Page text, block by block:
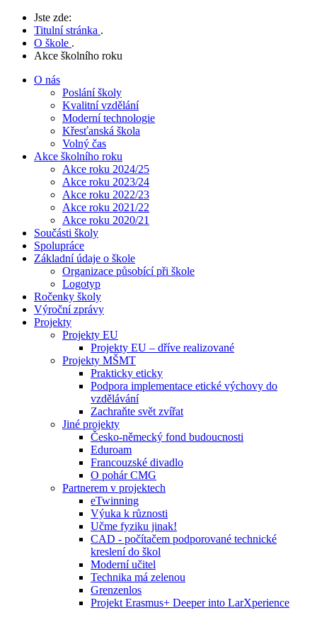
Jste zde:
Titulní stránka .
O škole .
Akce školního roku
O nás
Poslání školy
Kvalitní vzdělání
Moderní technologie
Křesťanská škola
Volný čas
Akce školního roku
Akce roku 2024/25
Akce roku 2023/24
Akce roku 2022/23
Akce roku 2021/22
Akce roku 2020/21
Součásti školy
Spolupráce
Základní údaje o škole
Organizace působící při škole
Logotyp
Ročenky školy
Výroční zprávy
Projekty
Projekty EU
Projekty EU – dříve realizované
Projekty MŠMT
Prakticky eticky
Podpora implementace etické výchovy do
vzdělávání
Zachraňte svět zvířat
Jiné projekty
Česko-německý fond budoucnosti
Eduroam
Francouzské divadlo
O pohár CMG
Partnerem v projektech
eTwinning
Výuka k různosti
Učme fyziku jinak!
CAD - počítačem podporované technické
kreslení do škol
Moderní učitel
Technika má zelenou
Grenzenlos
Projekt Erasmus+ Deeper into LarXperience